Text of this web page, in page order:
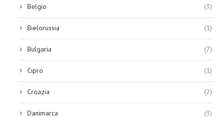
Belgio (3)
Bielorussia (1)
Bulgaria (7)
Cipro (1)
Croazia (2)
Danimarca (3)